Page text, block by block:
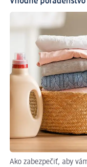
Ako zabezpečiť, aby